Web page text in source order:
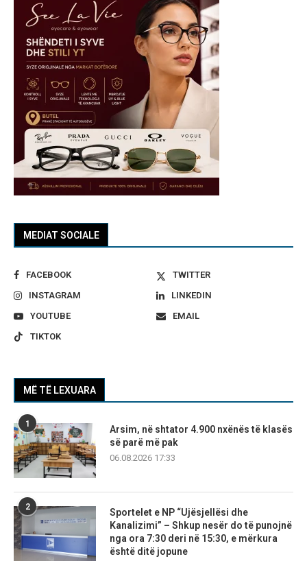
MEDIAT SOCIALE
FACEBOOK
TWITTER
INSTAGRAM
LINKEDIN
YOUTUBE
EMAIL
TIKTOK
MË TË LEXUARA
1
Arsim, në shtator 4.900 nxënës të klasës
së parë më pak
06.08.2026 17:33
2
Sportelet e NP “Ujësjellësi dhe
Kanalizimi” – Shkup nesër do të punojnë
nga ora 7:30 deri në 15:30, e mërkura
është ditë jopune